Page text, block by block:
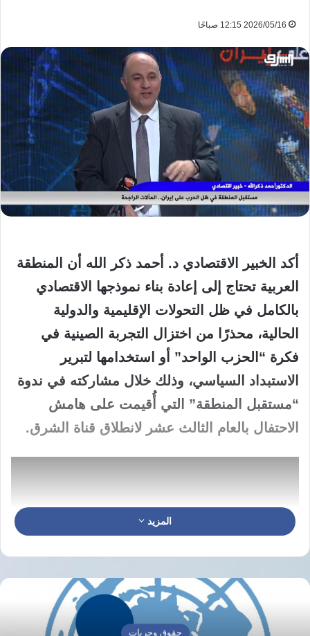
2026/05/16 12:15 صباحًا
أكد الخبير الاقتصادي د. أحمد ذكر الله أن المنطقة
العربية تحتاج إلى إعادة بناء نموذجها الاقتصادي
بالكامل في ظل التحولات الإقليمية والدولية
الحالية، محذرًا من اختزال التجربة الصينية في
فكرة “الحزب الواحد” أو استخدامها لتبرير
الاستبداد السياسي، وذلك خلال مشاركته في ندوة
“مستقبل المنطقة” التي أُقيمت على هامش
الاحتفال بالعام الثالث عشر لانطلاق قناة الشرق.
المزيد
حقوق وحريات